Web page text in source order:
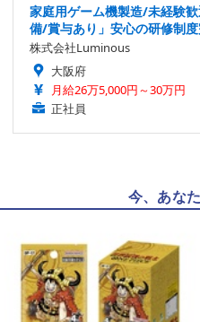
家庭用ゲーム機製造/未経験
備/賞与あり」安心の研修制
株式会社Luminous
大阪府
月給26万5,000円～30万円
正社員
今、あな